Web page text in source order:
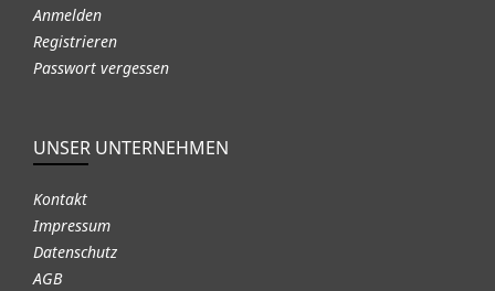
Anmelden
Registrieren
Passwort vergessen
UNSER UNTERNEHMEN
Kontakt
Impressum
Datenschutz
AGB